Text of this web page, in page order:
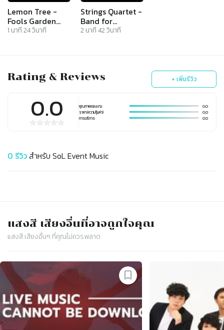
Lemon Tree -
Fools Garden
Band for
1 นาที24วินาที
Strings Quartet -
Band for
Christmas New
2 นาที42วินาที
Rating & Reviews + เพิ่มรีวิว
0.0 คุณภาพของงาน
0.0
ราคา (ความคุ้มค่า)
0.0
การบริการ
0.0
0 รีวิวสำหรับ SoL Event Music
แสงสี เสียงอื่นที่อาจถูกใจคุณ
แสงสี เสียงอื่นๆ ที่คุณไม่ควรพลาด
Slide 1 of 4